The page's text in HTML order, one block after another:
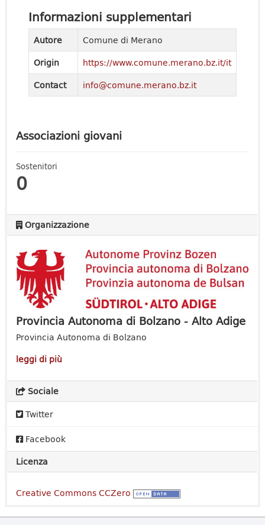
Associazioni giovani
Sostenitori
0
Organizzazione
Provincia Autonoma di Bolzano - Alto Adige
Provincia Autonoma di Bolzano
leggi di più
Sociale
Twitter
Facebook
Licenza
Creative Commons CCZero
Informazioni supplementari
Autore
Comune di Merano
Origin
https://www.comune.merano.bz.it/it
Contact
info@comune.merano.bz.it